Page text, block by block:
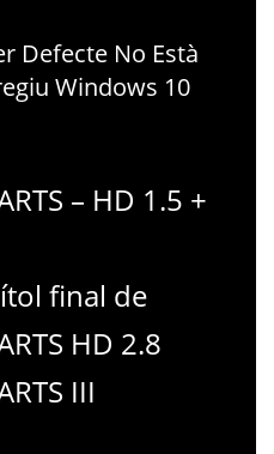
Defecte No Està
Windows 10
– HD 1.5 +
final de
HD 2.8
III